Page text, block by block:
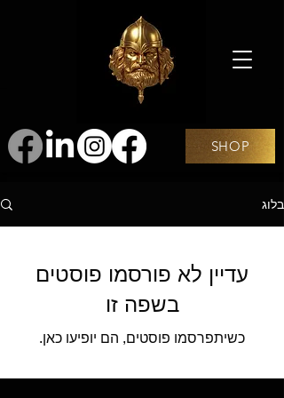
SHOP
בלוג
עדיין לא פורסמו פוסטים
בשפה זו
כשיתפרסמו פוסטים, הם יופיעו כאן.